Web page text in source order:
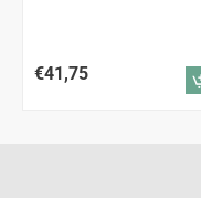
€41,75